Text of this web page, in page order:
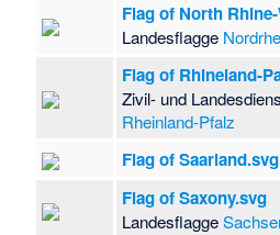
Flag of North
Landesflagge
Flag of Rhineland-
Zivil- und
Rheinland-Pfalz
Flag of Saarland.svg
Flag of Saxony.svg
Landesflagge